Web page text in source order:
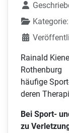
Kategorie:
Rainald
Rothenburg
häufige
deren
Bei Sport-
zu